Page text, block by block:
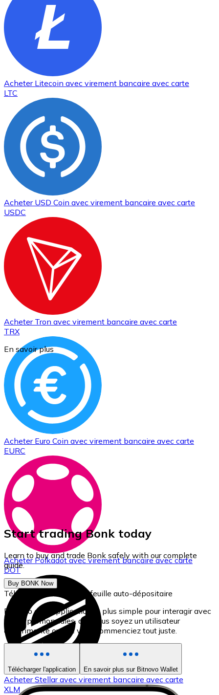
Acheter Litecoin avec virement bancaire avec carte
LTC
Acheter USD Coin avec virement bancaire avec carte
USDC
Acheter Tron avec virement bancaire avec carte
TRX
Acheter Euro Coin avec virement bancaire avec carte
EURC
Acheter Polkadotavec virement bancaireavec carte
DOT
AcheterStellaravec virement bancaire avec carte
XLM
En savoir plus
Start trading Bonk today
Learn to buy and trade Bonk safely with our complete
guide.
Buy BONK Now
Téléchargez notre portefeuille auto-dépositaire
Bitnovo est l'application la plus simple pour interagir avec
les cryptomonnaies, que vous soyez un utilisateur
expérimenté ou que vous commenciez tout juste.
Télécharger l'application En savoir plus sur Bitnovo Wallet